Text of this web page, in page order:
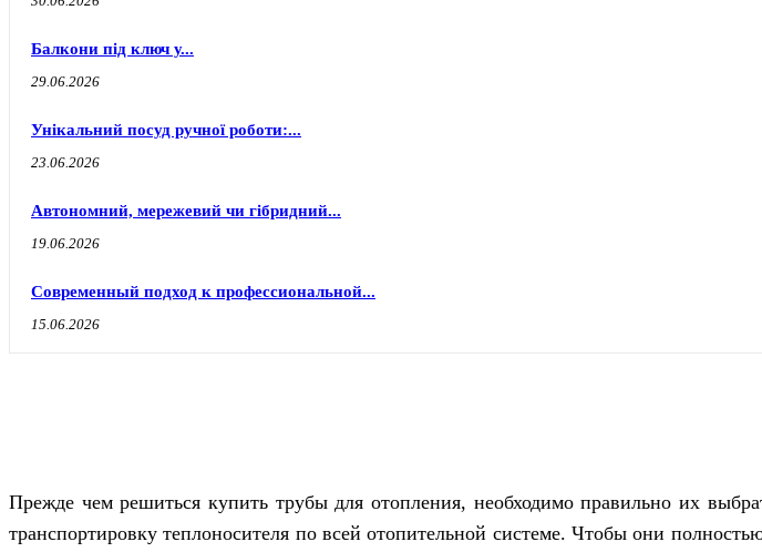
Балкони під ключ у...
29.06.2026
Унікальний посуд ручної роботи:...
23.06.2026
Автономний, мережевий чи гібридний...
19.06.2026
Современный подход к профессиональной...
15.06.2026
Прежде чем решиться купить трубы для отопления, необходимо правильно их
транспортировку теплоносителя по всей отопительной системе. Чтобы они